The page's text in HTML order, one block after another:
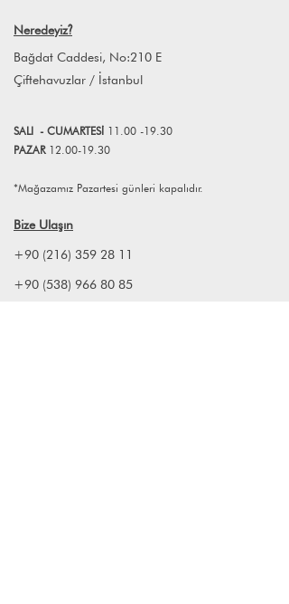
Neredeyiz?
Bağdat Caddesi, No:210 E
Çiftehavuzlar / İstanbul
SALI - CUMARTESİ 11.00 -19.30
PAZAR 12.00-19.30
*Mağazamız Pazartesi günleri kapalıdır.
Bize Ulaşın
+90 (216) 359 28 11
+90 (538) 966 80 85